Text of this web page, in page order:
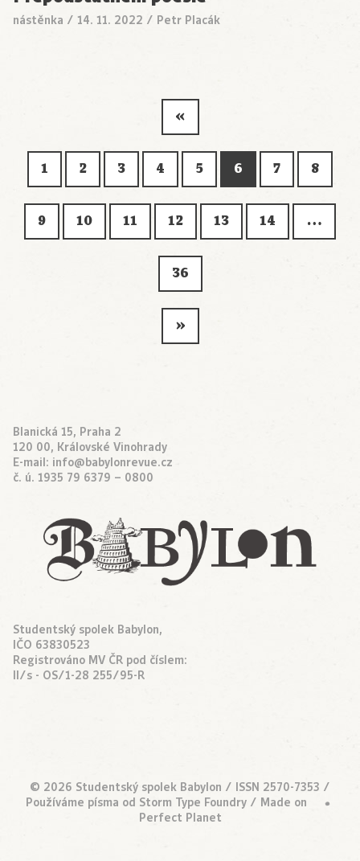
nástěnka / 14. 11. 2022 / Petr Placák
«
1 2 3 4 5 6 7 8
9 10 11 12 13 14 …
36
»
Blanická 15, Praha 2
120 00, Královské Vinohrady
E-mail: info@babylonrevue.cz
č. ú. 1935 79 6379 – 0800
Studentský spolek Babylon,
IČO 63830523
Registrováno MV ČR pod číslem:
II/s - OS/1-28 255/95-R
© 2026 Studentský spolek Babylon / ISSN 2570-7353 /
Používáme písma od Storm Type Foundry / Made on •
Perfect Planet